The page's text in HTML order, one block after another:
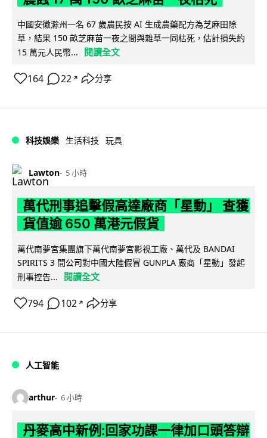
中國安徽滁州一名 67 歲農民按 AI 生成農藥配方為芝麻田除
草，結果 150 畝芝麻苗一夜之間與雜草一同枯死，估計損失約
15 萬元人民幣...
閱讀全文
164 22 ↗ 分享
科技娛樂 生活科技 玩具
Lawton 5 小時
萬代刑事追擊假高達廠商「星動」 查獲
貨值逾 650 萬港元假貨
萬代南夢宮集團旗下萬代南夢宮影視工廠、萬代及 BANDAI
SPIRITS 3 間公司對中國大陸假冒 GUNPLA 廠商「星動」發起
刑事控告...
閱讀全文
794 102 ↗ 分享
人工智能
arthur 6 小時
丹麥高中新例:回家功課一律加口頭答辯